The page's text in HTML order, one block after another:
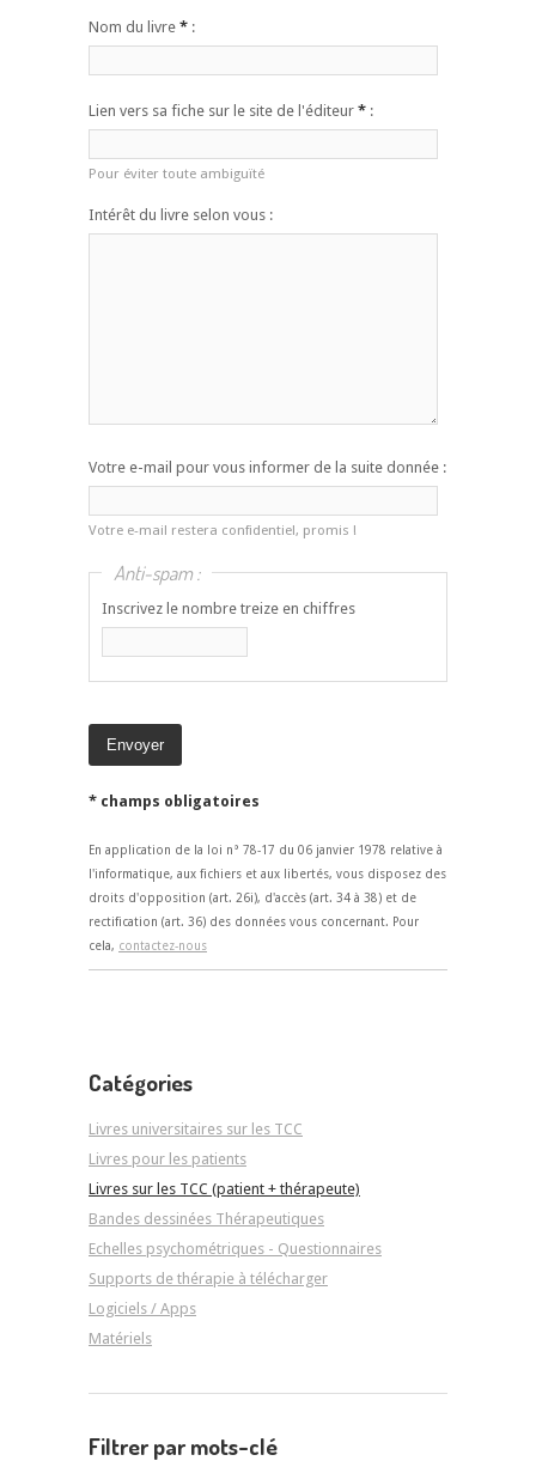
Nom du livre * :
Lien vers sa fiche sur le site de l'éditeur * :
Pour éviter toute ambiguïté
Intérêt du livre selon vous :
Votre e-mail pour vous informer de la suite donnée :
Votre e-mail restera confidentiel, promis !
Anti-spam :
Inscrivez le nombre treize en chiffres
* champs obligatoires
En application de la loi n° 78-17 du 06 janvier 1978 relative à
l'informatique, aux fichiers et aux libertés, vous disposez des
droits d'opposition (art. 26i), d'accès (art. 34 à 38) et de
rectification (art. 36) des données vous concernant. Pour
cela, contactez-nous
Catégories
Livres universitaires sur les TCC
Livres pour les patients
Livres sur les TCC (patient + thérapeute)
Bandes dessinées Thérapeutiques
Echelles psychométriques - Questionnaires
Supports de thérapie à télécharger
Logiciels / Apps
Matériels
Filtrer par mots-clé